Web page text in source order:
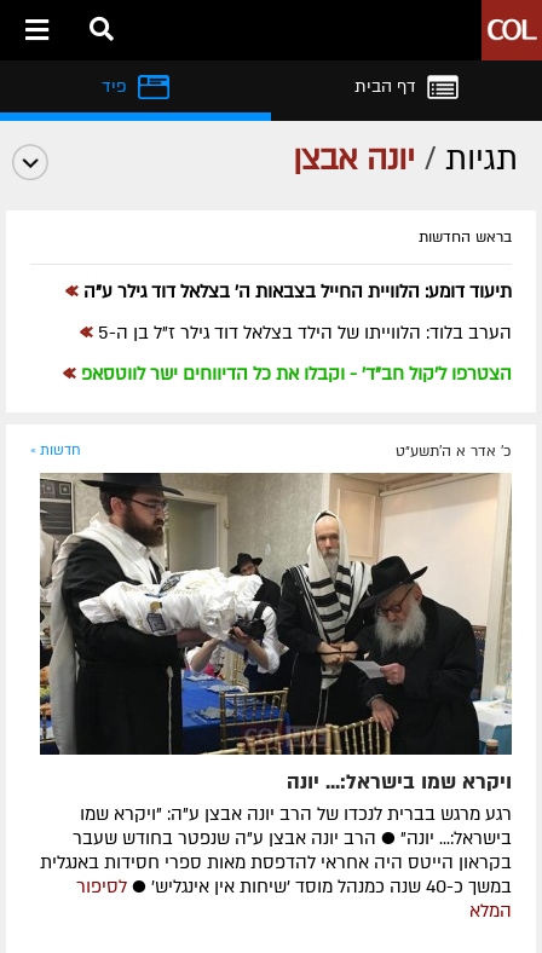
דף הבית
תגיות / יונה אבצן
בראש החדשות
תיעוד דומע: הלוויית החייל בצבאות ה' בצלאל דוד גילר ע"ה »
הערב בלוד: הלווייתו של הילד בצלאל דוד גילר ז"ל בן ה-5 »
הצטרפו ל'קול חב"ד' - וקבלו את כל הדיווחים ישר לווטסאפ »
כ' אדר א ה׳תשע״ט חדשות »
ויקרא שמו בישראל:... יונה
רגע מרגש בברית לנכדו של הרב יונה אבצן ע"ה: "ויקרא שמו
בישראל:... יונה" ● הרב יונה אבצן ע"ה שנפטר בחודש שעבר
בקראון הייטס היה אחראי להדפסת מאות ספרי חסידות באנגלית
במשך כ-40 שנה כמנהל מוסד 'שיחות אין אינגליש' ●
לסיפור
המלא